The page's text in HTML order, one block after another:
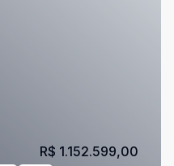
R$ 1.152.599,00